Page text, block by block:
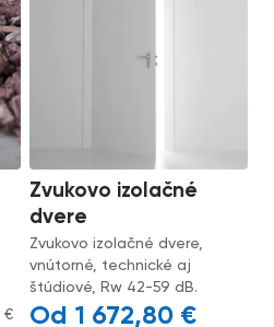
€
Zvukovo izolačné
dvere
Zvukovo izolačné dvere,
vnútorné, technické aj
štúdiové, Rw 42-59 dB.
1 672,80 €